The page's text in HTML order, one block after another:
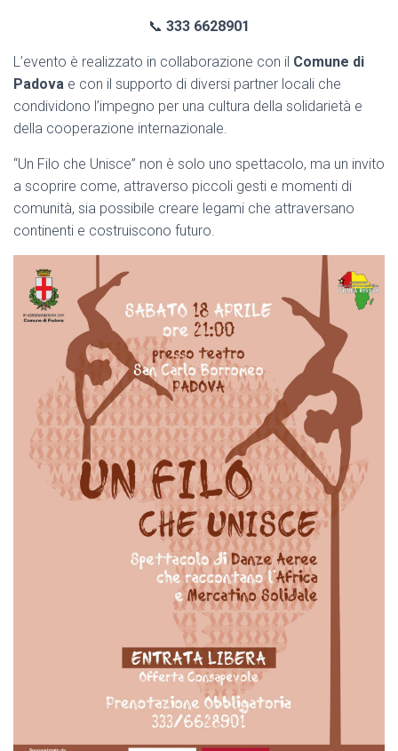
📞 333 6628901
L’evento è realizzato in collaborazione con il Comune di
Padova e con il supporto di diversi partner locali che
condividono l’impegno per una cultura della solidarietà e
della cooperazione internazionale.
“Un Filo che Unisce” non è solo uno spettacolo, ma un invito
a scoprire come, attraverso piccoli gesti e momenti di
comunità, sia possibile creare legami che attraversano
continenti e costruiscono futuro.